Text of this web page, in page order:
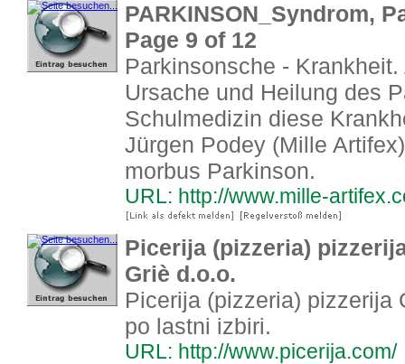
PARKINSON_Syndrom,
Page 9 of 12
Parkinsonsche -
Ursache und Heilung des
Schulmedizin diese
Jürgen Podey (Mille
morbus Parkinson.
URL: http://www.mille-
Picerija (pizzeria)
Griè d.o.o.
Picerija (pizzeria) pizzerija
po lastni izbiri.
URL: http://www.picerija.com/